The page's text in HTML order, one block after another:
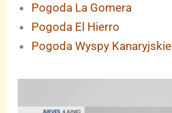
Pogoda La Gomera
Pogoda El Hierro
Pogoda Wyspy Kanaryjskie